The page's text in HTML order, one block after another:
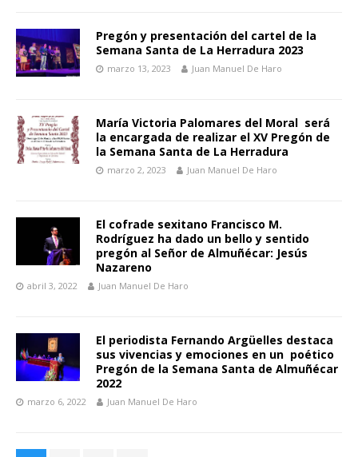
Pregón y presentación del cartel de la
Semana Santa de La Herradura 2023
marzo 13, 2023 Juan Manuel De Haro
María Victoria Palomares del Moral será
la encargada de realizar el XV Pregón de
la Semana Santa de La Herradura
marzo 2, 2023 Juan Manuel De Haro
El cofrade sexitano Francisco M.
Rodríguez ha dado un bello y sentido
pregón al Señor de Almuñécar: Jesús
Nazareno
abril 3, 2022 Juan Manuel De Haro
El periodista Fernando Argüelles destaca
sus vivencias y emociones en un poético
Pregón de la Semana Santa de Almuñécar
2022
marzo 6, 2022 Juan Manuel De Haro